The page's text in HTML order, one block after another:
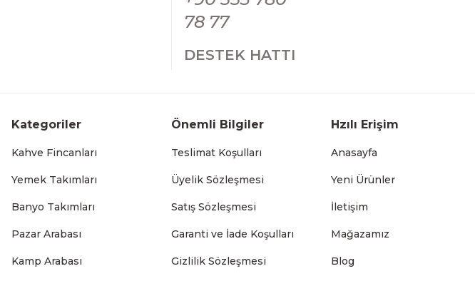
78 77
DESTEK HATTI
Kategoriler
Kahve Fincanları
Yemek Takımları
Banyo Takımları
Pazar Arabası
Kamp Arabası
Önemli Bilgiler
Teslimat Koşulları
Üyelik Sözleşmesi
Satış Sözleşmesi
Garanti ve İade Koşulları
Gizlilik Sözleşmesi
Hzılı Erişim
Anasayfa
Yeni Ürünler
İletişim
Mağazamız
Blog